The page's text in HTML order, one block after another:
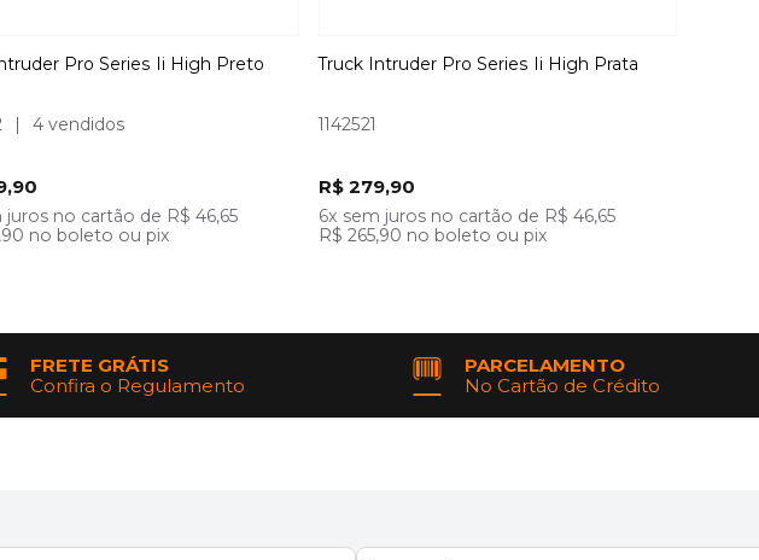
Pro Series Ii High Preto
| 4 vendidos
juros no cartão de R$ 46,65
no boleto ou pix
Truck Intruder Pro Series Ii High Prata
1142521
R$ 279,90
6x sem juros no cartão de R$ 46,65
R$ 265,90 no boleto ou pix
FRETE GRÁTIS
Confira o Regulamento
PARCELAMENTO
No Cartão de Crédito